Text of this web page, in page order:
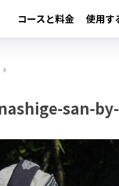
コースと料金 使用す
san-